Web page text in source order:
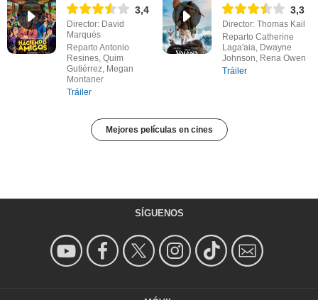
3,4
Director: David
Marqués
Reparto Antonio
Resines, Quim
Gutiérrez, Megan
Montaner
Tráiler
3,3
Director: Thomas Kail
Reparto Catherine
Laga'aia, Dwayne
Johnson, Rena Owen
Tráiler
Mejores películas en cines
SÍGUENOS